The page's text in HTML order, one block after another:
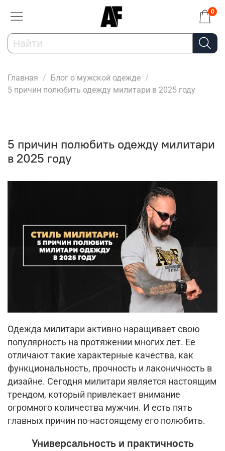
0
Главная
Блог о мужской одежде
5 причин полюбить одежду милитари в 2025 году
5 причин полюбить одежду милитари
в 2025 году
Одежда милитари активно наращивает свою
популярность на протяжении многих лет. Ее
отличают такие характерные качества, как
функциональность, прочность и лаконичность в
дизайне. Сегодня милитари является настоящим
трендом, который привлекает внимание
огромного количества мужчин. И есть пять
главных причин по-настоящему его полюбить.
Универсальность и практичность